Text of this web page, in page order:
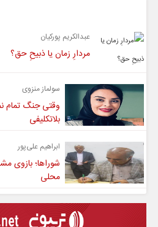
عبدالکریم پورکیان
مردارِ زمان یا ذبیحِ حق؟
سولماز منزوی
وقتی جنگ تمام
بلاتکلیفی
ابراهیم علی‌پور
شوراها؛ بازوی
محلی